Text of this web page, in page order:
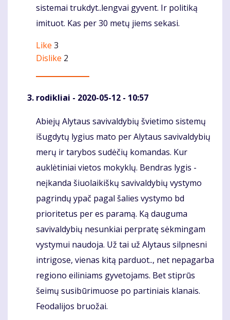
sistemai trukdyt..lengvai gyvent. Ir politiką
imituot. Kas per 30 metų jiems sekasi.
Like 3
Dislike 2
rodikliai - 2020-05-12 - 10:57
Komentaras
Abiejų Alytaus savivaldybių švietimo sistemų
išugdytų lygius mato per Alytaus savivaldybių
merų ir tarybos sudėčių komandas. Kur
auklėtiniai vietos mokyklų. Bendras lygis -
neįkanda šiuolaikiškų savivaldybių vystymo
pagrindų ypač pagal šalies vystymo bd
prioritetus per es paramą. Ką dauguma
savivaldybių nesunkiai perpratę sėkmingam
vystymui naudoja. Už tai už Alytaus silpnesni
intrigose, vienas kitą parduot.., net nepagarba
regiono eiliniams gyvetojams. Bet stiprūs
šeimų susibūrimuose po partiniais klanais.
Feodalijos bruožai.